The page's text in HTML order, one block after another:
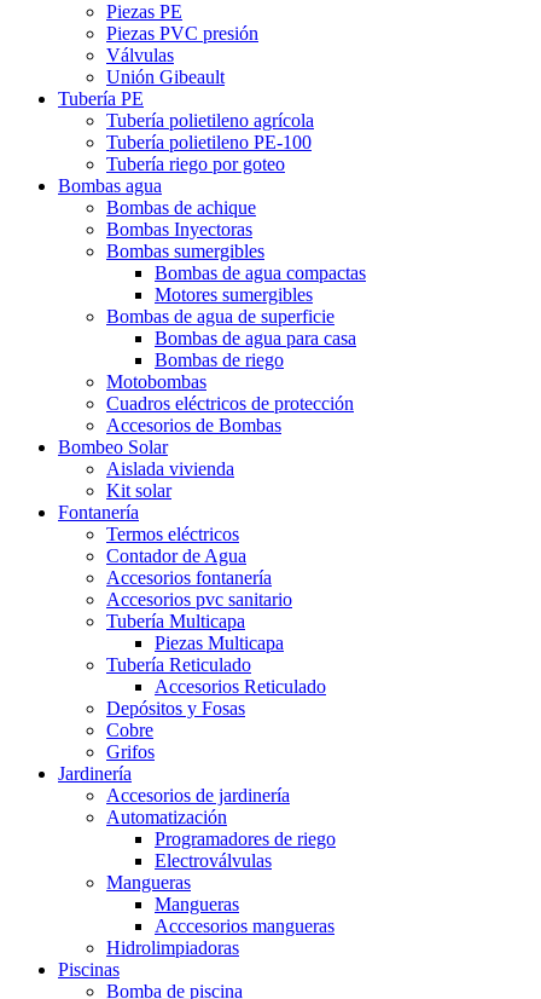
Piezas PE
Piezas PVC presión
Válvulas
Unión Gibeault
Tubería PE
Tubería polietileno agrícola
Tubería polietileno PE-100
Tubería riego por goteo
Bombas agua
Bombas de achique
Bombas Inyectoras
Bombas sumergibles
Bombas de agua compactas
Motores sumergibles
Bombas de agua de superficie
Bombas de agua para casa
Bombas de riego
Motobombas
Cuadros eléctricos de protección
Accesorios de Bombas
Bombeo Solar
Aislada vivienda
Kit solar
Fontanería
Termos eléctricos
Contador de Agua
Accesorios fontanería
Accesorios pvc sanitario
Tubería Multicapa
Piezas Multicapa
Tubería Reticulado
Accesorios Reticulado
Depósitos y Fosas
Cobre
Grifos
Jardinería
Accesorios de jardinería
Automatización
Programadores de riego
Electroválvulas
Mangueras
Mangueras
Acccesorios mangueras
Hidrolimpiadoras
Piscinas
Bomba de piscina